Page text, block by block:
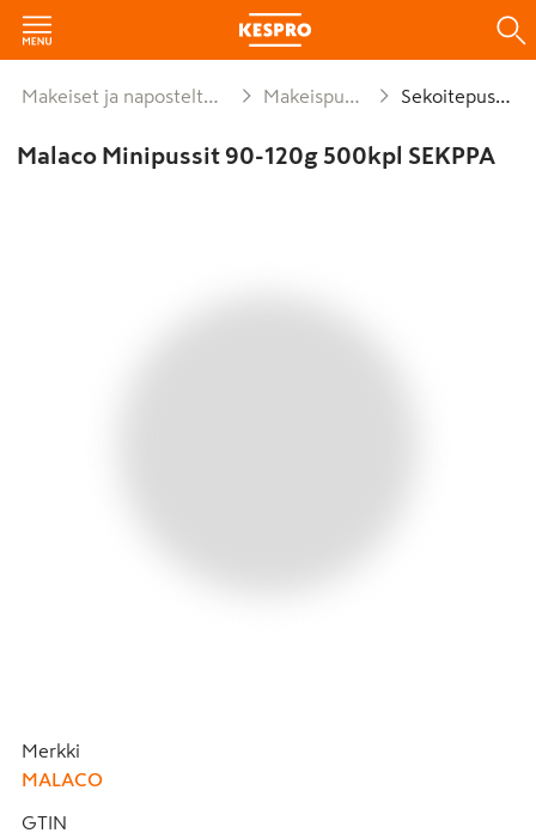
Makeiset ja naposteltavat Makeispussit Sekoitepussit
Malaco Minipussit 90-120g 500kpl SEKPPA
Merkki
MALACO
GTIN